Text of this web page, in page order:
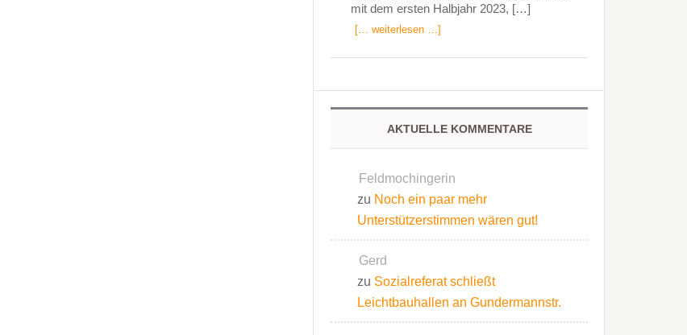
mit dem ersten Halbjahr 2023, […]
[… weiterlesen …]
AKTUELLE KOMMENTARE
Feldmochingerin
zu Noch ein paar mehr
Unterstützerstimmen wären gut!
Gerd
zu Sozialreferat schließt
Leichtbauhallen an Gundermannstr.